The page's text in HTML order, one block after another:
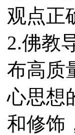
观点正
2.佛教
布高质
心思想
和修饰